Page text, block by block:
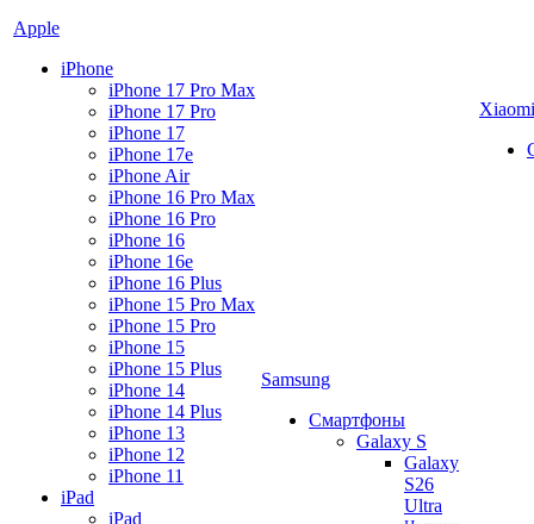
Apple
iPhone
iPhone 17 Pro Max
iPhone 17 Pro
iPhone 17
iPhone 17e
iPhone Air
iPhone 16 Pro Max
iPhone 16 Pro
iPhone 16
iPhone 16e
iPhone 16 Plus
iPhone 15 Pro Max
iPhone 15 Pro
iPhone 15
iPhone 15 Plus
iPhone 14
iPhone 14 Plus
iPhone 13
iPhone 12
iPhone 11
iPad
iPad
Samsung
Смартфоны
Galaxy S
Galaxy
S26
Ultra
Xiaomi